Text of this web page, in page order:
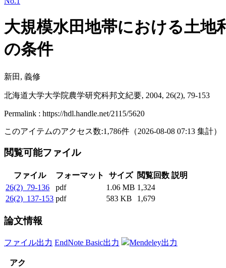
大規模水田地帯における土地
の条件
新田, 義修
北海道大学大学院農学研究科邦文紀要, 2004, 26(2), 79-153
Permalink : https://hdl.handle.net/2115/5620
このアイテムのアクセス数:1,786件 （2026-08-08 07:13 集計）
閲覧可能ファイル
ファイル フォーマット サイズ 閲覧回数 説明
26(2)_79-136
pdf 1.06 MB 1,324
26(2)_137-153 pdf 583 KB 1,679
論文情報
ファイル出力 EndNote Basic出力 Mendeley出力
アク